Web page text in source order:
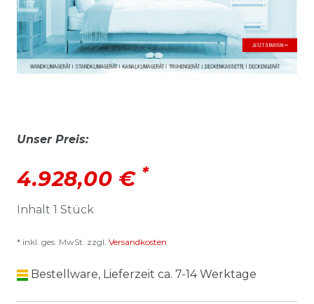
Unser Preis:
4.928,00 € *
Inhalt 1 Stück
* inkl. ges. MwSt. zzgl. Versandkosten
Bestellware, Lieferzeit ca. 7-14 Werktage